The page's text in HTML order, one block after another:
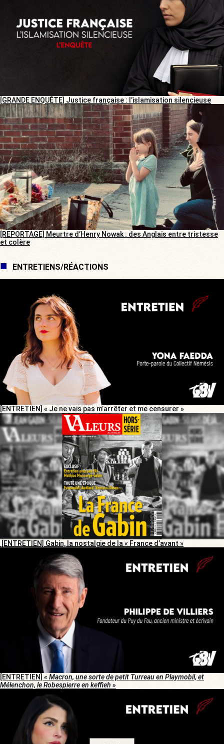
[GRANDE ENQUÊTE] Justice française : l’islamisation silencieuse
[REPORTAGE] Meurtre d’Henry Nowak : des Anglais entre tristesse
et colère
ENTRETIENS/RÉACTIONS
[ENTRETIEN] « Je ne vais pas m’arrêter et me censurer »
[ENTRETIEN] Gabin, la nostalgie de la « France d’avant »
[ENTRETIEN] « Macron, une sorte de petit Turreau en Playmobil, et
Mélenchon, le Robespierre en keffieh »